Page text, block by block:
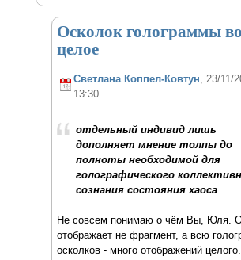
Осколок голограммы
целое
Светлана Коппел-Ковтун, 23/11/
13:30
отдельный индивид лишь
дополняет мнение толпы до
полноты необходимой для
голографического
сознания состояния хаоса
Не совсем понимаю о чём Вы, Юля.
отображает не фрагмент, а всю
осколков - много отображений